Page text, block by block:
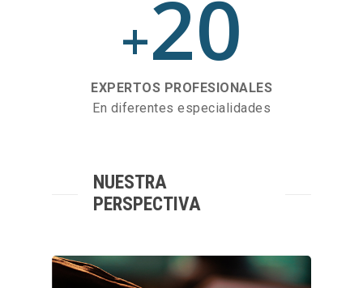
+20
EXPERTOS PROFESIONALES
En diferentes especialidades
NUESTRA
PERSPECTIVA